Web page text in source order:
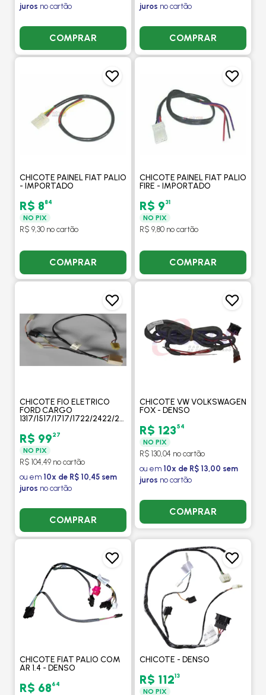
juros no cartão
COMPRAR
juros no cartão
COMPRAR
CHICOTE PAINEL FIAT PALIO
- IMPORTADO
R$ 884
NO PIX
R$ 9,30 no cartão
COMPRAR
CHICOTE PAINEL FIAT PALIO
FIRE - IMPORTADO
R$ 931
NO PIX
R$ 9,80 no cartão
COMPRAR
CHICOTE FIO ELETRICO
FORD CARGO
1317/1517/1717/1722/2422/2428/2828
R$ 9927
NO PIX
R$ 104,49 no cartão
ou em 10x de R$ 10,45 sem
juros no cartão
COMPRAR
CHICOTE VW VOLKSWAGEN
FOX - DENSO
R$ 12354
NO PIX
R$ 130,04 no cartão
ou em 10x de R$ 13,00 sem
juros no cartão
COMPRAR
CHICOTE FIAT PALIO COM
AR 1.4 - DENSO
R$ 6864
CHICOTE - DENSO
R$ 11213
NO PIX